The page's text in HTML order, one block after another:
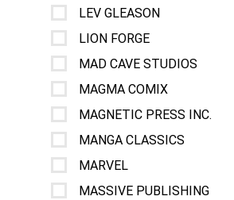
LEV GLEASON
LION FORGE
MAD CAVE STUDIOS
MAGMA COMIX
MAGNETIC PRESS INC.
MANGA CLASSICS
MARVEL
MASSIVE PUBLISHING